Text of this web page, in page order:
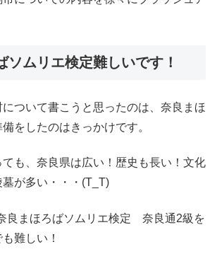
ソムリエ検定難しいです！
ついて書こうと思ったのは、奈良まほ
をしたのはきっかけです。
も、奈良県は広い！歴史も長い！文化
が多い・・・(T_T)
良まほろばソムリエ検定 奈良通2級を
難しい！